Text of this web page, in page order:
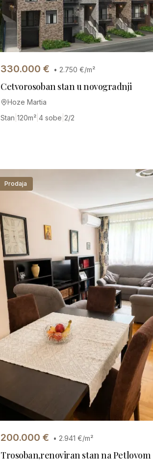
330.000 € • 2.750 €/m²
Cetvorosoban stan u novogradnji
Hoze Martia
Stan 120m² 4 sobe 2/2
Prodaja
200.000 € • 2.941 €/m²
Trosoban,renoviran stan na Petlovom